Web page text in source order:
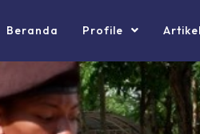
Beranda Profile Artikel